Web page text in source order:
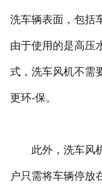
洗车辆表面，包括
由于使用的是高压
式，洗车风机不需
更环-保。
此外，洗车风机
户只需将车辆停放